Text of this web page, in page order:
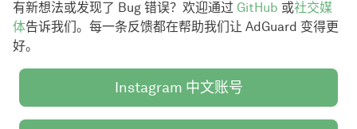
有新想法或发现了 Bug 错误？欢迎通过 GitHub 或社交媒
体告诉我们。每一条反馈都在帮助我们让 AdGuard 变得更
好。
Instagram 中文账号